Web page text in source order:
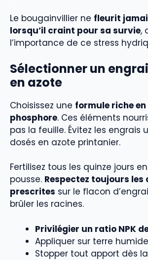
Le bougainvillier ne fleurit
lorsqu’il craint pour sa survie,
l’importance de ce stress
Sélectionner un
en azote
Choisissez une formule riche
phosphore. Ces éléments
pas la feuille. Évitez les engrais
dosés en azote printanier.
Fertilisez tous les quinze jours
pousse. Respectez toujours les
prescrites sur le flacon
brûler les racines.
Privilégier un ratio NPK
Appliquer sur terre humide
Stopper tout apport dès